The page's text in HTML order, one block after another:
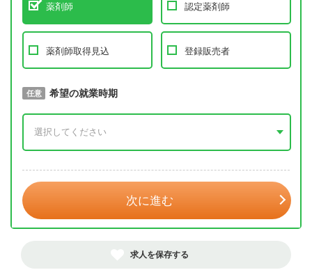
薬剤師 認定薬剤師
薬剤師取得見込 登録販売者
必須 取得予定年
任意 希望の就業時期
次に進む
求人を保存する